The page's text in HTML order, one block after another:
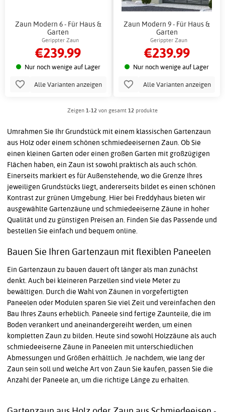
Zaun Modern 6 - Für Haus &
Garten
Gerippter Zaun
€239.99
Nur noch wenige auf Lager
Alle Varianten anzeigen
Zaun Modern 9 - Für Haus &
Garten
Gerippter Zaun
€239.99
Nur noch wenige auf Lager
Alle Varianten anzeigen
Zeigen 1-12 von gesamt 12 produkte
Umrahmen Sie Ihr Grundstück mit einem klassischen Gartenzaun
aus Holz oder einem schönen schmiedeeisernen Zaun. Ob Sie
einen kleinen Garten oder einen großen Garten mit großzügigen
Flächen haben, ein Zaun ist sowohl praktisch als auch schön.
Einerseits markiert es für Außenstehende, wo die Grenze Ihres
jeweiligen Grundstücks liegt, andererseits bildet es einen schönen
Kontrast zur grünen Umgebung. Hier bei Freddyhaus bieten wir
ausgewählte Gartenzäune und schmiedeeiserne Zäune in hoher
Qualität und zu günstigen Preisen an. Finden Sie das Passende und
bestellen Sie einfach und bequem online.
Bauen Sie Ihren Gartenzaun mit flexiblen Paneelen
Ein Gartenzaun zu bauen dauert oft länger als man zunächst
denkt. Auch bei kleineren Parzellen sind viele Meter zu
bewältigen. Durch die Wahl von Zäunen in vorgefertigten
Paneelen oder Modulen sparen Sie viel Zeit und vereinfachen den
Bau Ihres Zauns erheblich. Paneele sind fertige Zaunteile, die im
Boden verankert und aneinandergereiht werden, um einen
kompletten Zaun zu bilden. Heute sind sowohl Holzzäune als auch
schmiedeeiserne Zäune in Paneelen mit unterschiedlichen
Abmessungen und Größen erhältlich. Je nachdem, wie lang der
Zaun sein soll und welche Art von Zaun Sie kaufen, passen Sie die
Anzahl der Paneele an, um die richtige Länge zu erhalten.